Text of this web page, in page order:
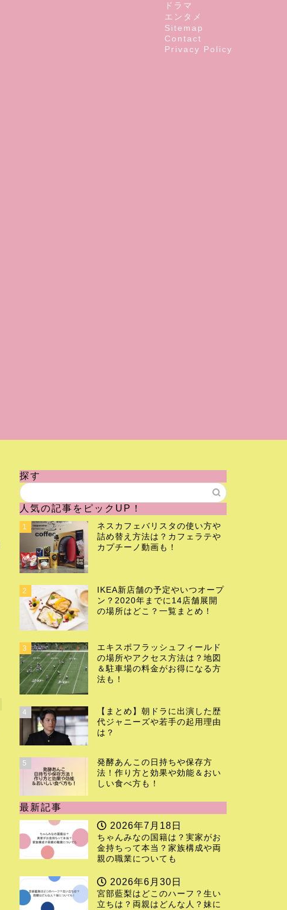
ドラマ
エンタメ
Sitemap
Contact
Privacy Policy
探す
人気の記事をピックUP！
1
ネスカフェバリスタの使い方や
詰め替え方法は？カフェラテや
カプチーノ動画も！
2
IKEA新店舗の予定やいつオープ
ン？2020年までに14店舗展開
の場所はどこ？一覧まとめ！
3
エキスポフラッシュフィールド
の場所やアクセス方法は？地図
＆駐車場の料金がお得になる方
法も！
4
【まとめ】朝ドラに出演した歴
代ジャニーズや若手の起用理由
は？
5
発酵あんこの日持ちや保存方
法！作り方と効果や効能＆おい
しい食べ方も！
最新記事
2026年7月18日
ちゃんみなの国籍は？実家がお
金持ちって本当？家族構成や両
親の職業についても
2026年6月30日
宮部藍梨はどこのハーフ？生い
立ちは？両親はどんな人？妹に